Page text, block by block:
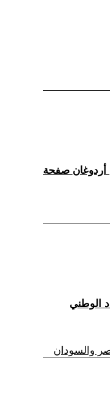
أردوغان صفحة
(2).. الاقتصاد الوطني
والسودان